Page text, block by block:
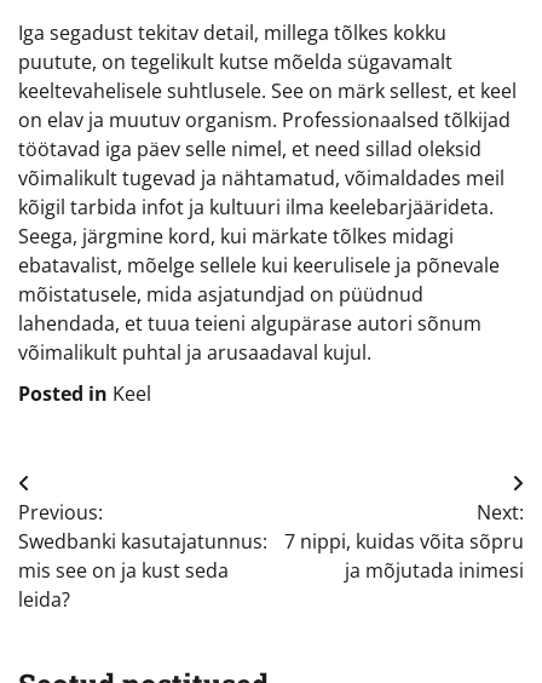
Iga segadust tekitav detail, millega tõlkes kokku
puutute, on tegelikult kutse mõelda sügavamalt
keeltevahelisele suhtlusele. See on märk sellest, et keel
on elav ja muutuv organism. Professionaalsed tõlkijad
töötavad iga päev selle nimel, et need sillad oleksid
võimalikult tugevad ja nähtamatud, võimaldades meil
kõigil tarbida infot ja kultuuri ilma keelebarjäärideta.
Seega, järgmine kord, kui märkate tõlkes midagi
ebatavalist, mõelge sellele kui keerulisele ja põnevale
mõistatusele, mida asjatundjad on püüdnud
lahendada, et tuua teieni algupärase autori sõnum
võimalikult puhtal ja arusaadaval kujul.
Posted in Keel
Navigeerimine
Previous:
Swedbanki kasutajatunnus:
mis see on ja kust seda
leida?
Next:
7 nippi, kuidas võita sõpru
ja mõjutada inimesi